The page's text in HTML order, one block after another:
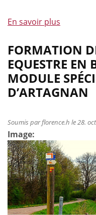
En savoir plus
de
Colloque
de
fin
du
Interreg
FORMATION
EQUESTRE EN
MODULE
D’ARTAGNAN
Soumis parflorence.h le 28.
Image: